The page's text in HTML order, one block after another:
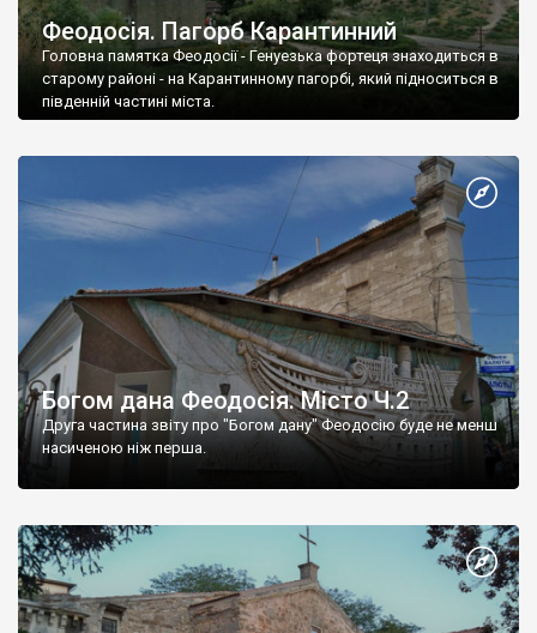
Феодосія. Пагорб Карантинний
Головна памятка Феодосії - Генуезька фортеця знаходиться в
старому районі - на Карантинному пагорбі, який підноситься в
південній частині міста.
Богом дана Феодосія. Місто Ч.2
Друга частина звіту про "Богом дану" Феодосію буде не менш
насиченою ніж перша.